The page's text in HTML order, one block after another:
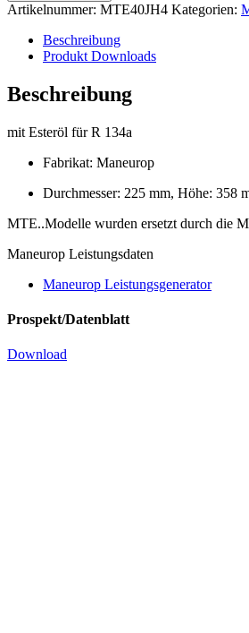
Artikelnummer: MTE40JH4 Kategorien:
Beschreibung
Produkt Downloads
Beschreibung
mit Esteröl für R 134a
Fabrikat: Maneurop
Durchmesser: 225 mm, Höhe: 358
MTE..Modelle wurden ersetzt durch die
Maneurop Leistungsdaten
Maneurop Leistungsgenerator
Prospekt/Datenblatt
Download